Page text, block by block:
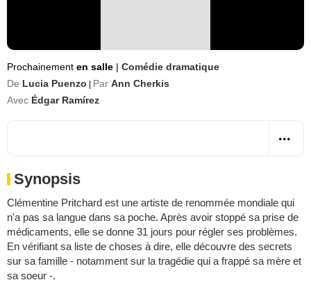
Prochainement en salle | Comédie dramatique
De Lucia Puenzo Par Ann Cherkis
Avec Édgar Ramírez
Synopsis
Clémentine Pritchard est une artiste de renommée mondiale qui
n'a pas sa langue dans sa poche. Après avoir stoppé sa prise de
médicaments, elle se donne 31 jours pour régler ses problèmes.
En vérifiant sa liste de choses à dire, elle découvre des secrets
sur sa famille - notamment sur la tragédie qui a frappé sa mère et
sa soeur -.